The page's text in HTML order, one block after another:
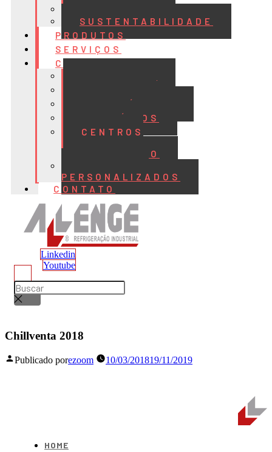
SUSTENTABILIDADE
PRODUTOS
SERVIÇOS
CASES
FRIGORÍFICOS
LATICÍNIOS
CENTROS
DISTRIBUIÇÃO
PERSONALIZADOS
CONTATO
Linkedin
Youtube
Chillventa 2018
Publicado porezoom 10/03/201819/11/2019
HOME